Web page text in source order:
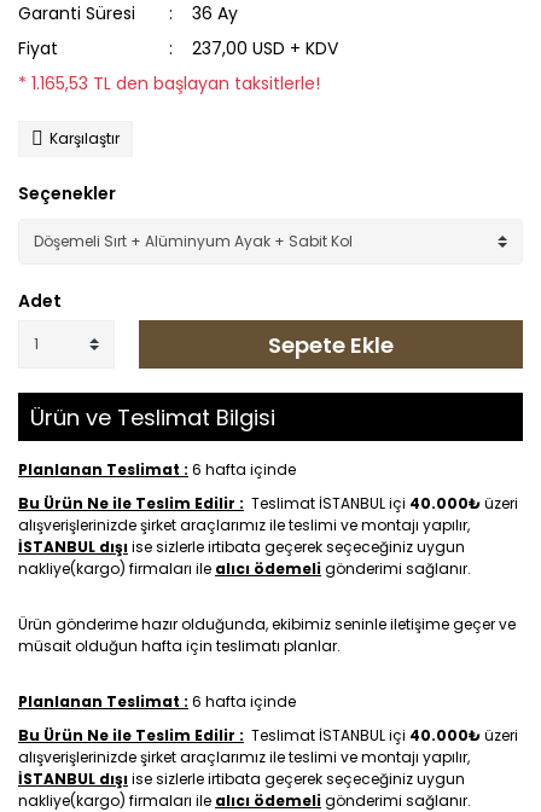
Garanti Süresi
36 Ay
Fiyat
237,00 USD + KDV
* 1.165,53 TL den başlayan taksitlerle!
Karşılaştır
Seçenekler
Adet
Sepete Ekle
Ürün ve Teslimat Bilgisi
Planlanan Teslimat : 6 hafta içinde
Bu Ürün Ne ile Teslim Edilir : Teslimat İSTANBUL içi 40.000₺üzeri
alışverişlerinizde şirket araçlarımız ile teslimi ve montajı yapılır,
İSTANBUL dışıise sizlerle irtibata geçerek seçeceğiniz uygun
nakliye(kargo) firmaları ile alıcı ödemeligönderimi sağlanır.
Ürün gönderime hazır olduğunda, ekibimiz seninle iletişime geçer ve
müsait olduğun hafta için teslimatı planlar.
Planlanan Teslimat : 6 hafta içinde
Bu Ürün Ne ile Teslim Edilir : Teslimat İSTANBUL içi 40.000₺üzeri
alışverişlerinizde şirket araçlarımız ile teslimi ve montajı yapılır,
İSTANBUL dışıise sizlerle irtibata geçerek seçeceğiniz uygun
nakliye(kargo) firmaları ile alıcı ödemeligönderimi sağlanır.